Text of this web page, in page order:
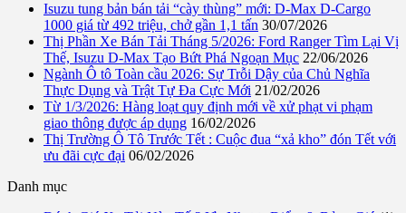
Isuzu tung bản bán tải “cày thùng” mới: D-Max D-Cargo
1000 giá từ 492 triệu, chở gần 1,1 tấn 30/07/2026
Thị Phần Xe Bán Tải Tháng 5/2026: Ford Ranger Tìm Lại Vị
Thế, Isuzu D-Max Tạo Bứt Phá Ngoạn Mục 22/06/2026
Ngành Ô tô Toàn cầu 2026: Sự Trỗi Dậy của Chủ Nghĩa
Thực Dụng và Trật Tự Đa Cực Mới 21/02/2026
Từ 1/3/2026: Hàng loạt quy định mới về xử phạt vi phạm
giao thông được áp dụng 16/02/2026
Thị Trường Ô Tô Trước Tết : Cuộc đua “xả kho” đón Tết với
ưu đãi cực đại 06/02/2026
Danh mục